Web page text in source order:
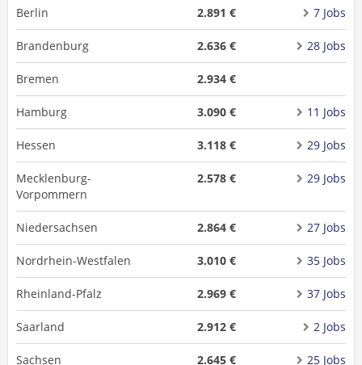
Berlin 2.891 € 7 Jobs
Brandenburg 2.636 € 28 Jobs
Bremen 2.934 €
Hamburg 3.090 € 11 Jobs
Hessen 3.118 € 29 Jobs
Mecklenburg-
Vorpommern
2.578 € 29 Jobs
Niedersachsen 2.864 € 27 Jobs
Nordrhein-Westfalen 3.010 € 35 Jobs
Rheinland-Pfalz 2.969 € 37 Jobs
Saarland 2.912 € 2 Jobs
Sachsen 2.645 € 25 Jobs